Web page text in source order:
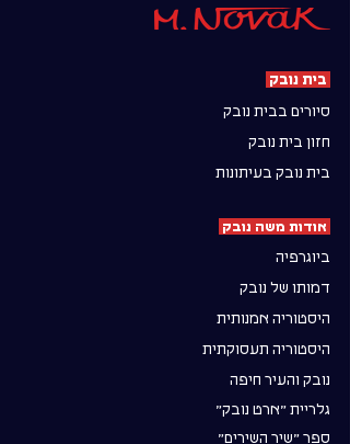
בית נובק
סיורים בבית נובק
חזון בית נובק
בית נובק בעיתונות
אודות משה נובק
ביוגרפיה
דמותו של נובק
היסטוריה אמנותית
היסטוריה תעסוקתית
נובק והעיר חיפה
גלריית ״ארט נובק״
ספר ״שיר השירים״